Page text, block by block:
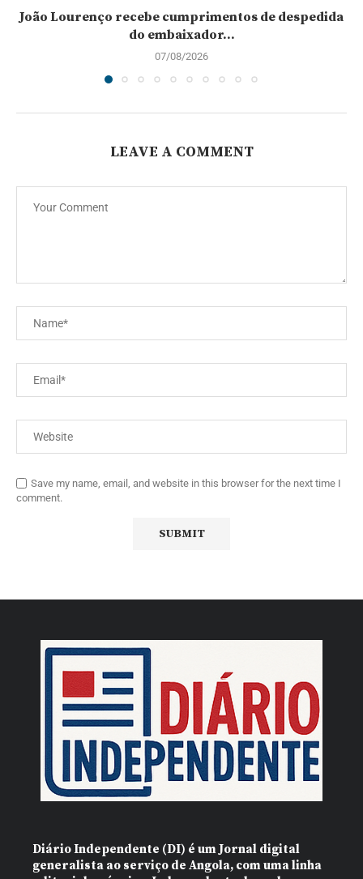
João Lourenço recebe cumprimentos de despedida
do embaixador...
07/08/2026
LEAVE A COMMENT
Save my name, email, and website in this browser for the next time I
comment.
Diário Independente (DI) é um Jornal digital
generalista ao serviço de Angola, com uma linha